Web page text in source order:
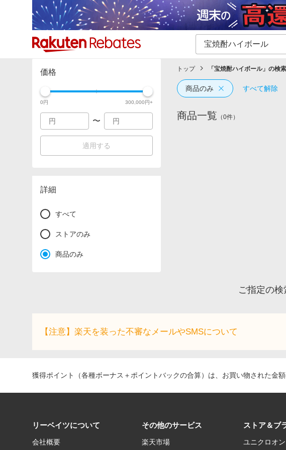
カテゴリー一覧 イベント一覧 ショ
価格
0円 300,000円+
〜
適用する
詳細
すべて
ストアのみ
商品のみ
トップ 「 宝焼酎ハイボール」の検
商品のみ すべて解除
商品一覧 （0件）
ご指定の
【注意】楽天を装った不審なメールやSMSについて
獲得ポイント（各種ボーナス＋ポイントバックの合算）は、お買い物された金
リーベイツについて
会社概要
その他のサービス
楽天市場
ストア＆ブ
ユニクロオ